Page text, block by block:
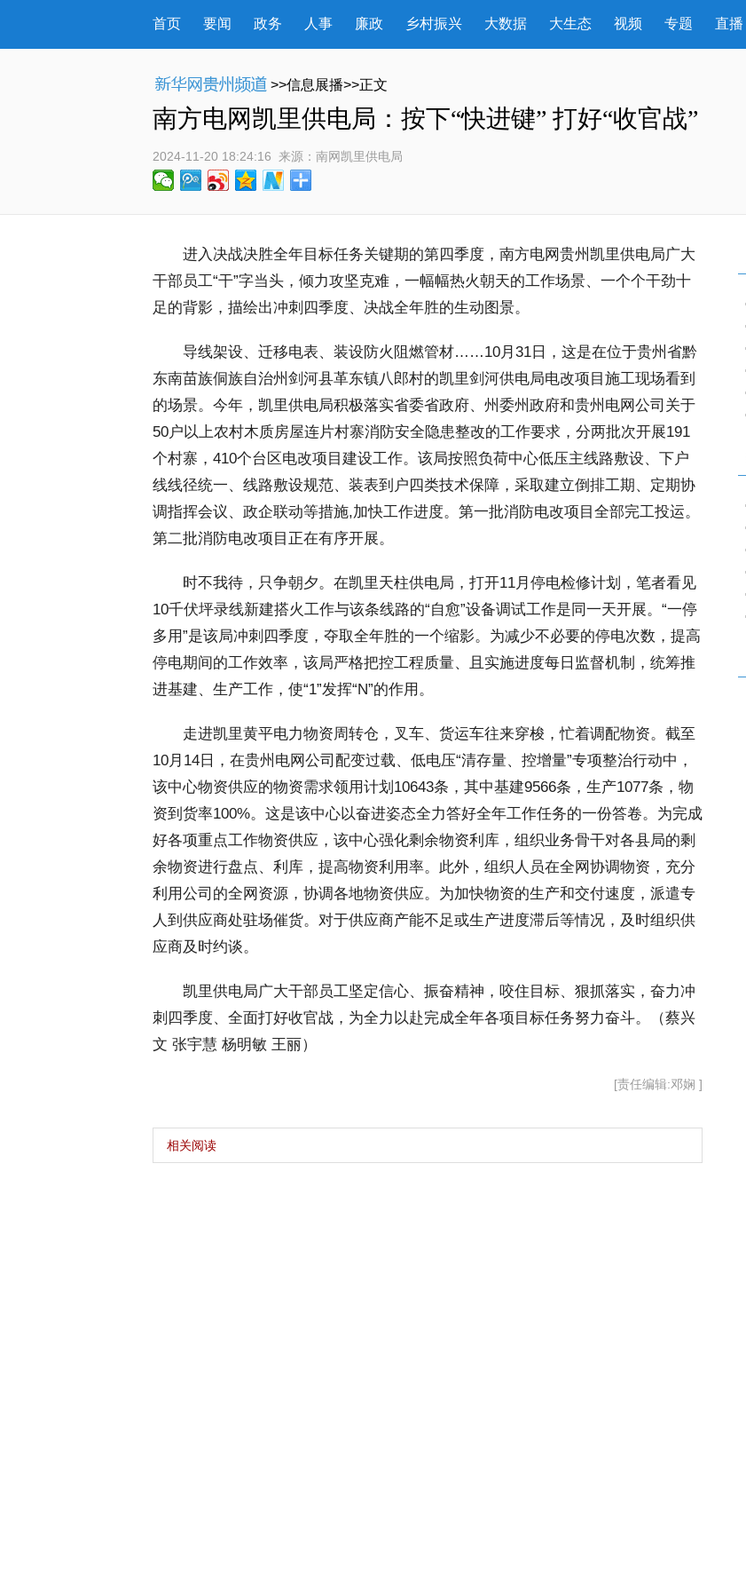
首页 要闻 政务 人事 廉政 乡村振兴 大数据 大生态 视频 专题 直播
>>信息展播>>正文
南方电网凯里供电局：按下“快进键” 打好“收官战”
2024-11-20 18:24:16 来源： 南网凯里供电局
进入决战决胜全年目标任务关键期的第四季度，南方电网贵州凯里供电局广大
干部员工“干”字当头，倾力攻坚克难，一幅幅热火朝天的工作场景、一个个干劲十
足的背影，描绘出冲刺四季度、决战全年胜的生动图景。
导线架设、迁移电表、装设防火阻燃管材……10月31日，这是在位于贵州省黔
东南苗族侗族自治州剑河县革东镇八郎村的凯里剑河供电局电改项目施工现场看到
的场景。今年，凯里供电局积极落实省委省政府、州委州政府和贵州电网公司关于
50户以上农村木质房屋连片村寨消防安全隐患整改的工作要求，分两批次开展191
个村寨，410个台区电改项目建设工作。该局按照负荷中心低压主线路敷设、下户
线线径统一、线路敷设规范、装表到户四类技术保障，采取建立倒排工期、定期协
调指挥会议、政企联动等措施,加快工作进度。第一批消防电改项目全部完工投运。
第二批消防电改项目正在有序开展。
时不我待，只争朝夕。在凯里天柱供电局，打开11月停电检修计划，笔者看见
10千伏坪录线新建搭火工作与该条线路的“自愈”设备调试工作是同一天开展。“一停
多用”是该局冲刺四季度，夺取全年胜的一个缩影。为减少不必要的停电次数，提高
停电期间的工作效率，该局严格把控工程质量、且实施进度每日监督机制，统筹推
进基建、生产工作，使“1”发挥“N”的作用。
走进凯里黄平电力物资周转仓，叉车、货运车往来穿梭，忙着调配物资。截至
10月14日，在贵州电网公司配变过载、低电压“清存量、控增量”专项整治行动中，
该中心物资供应的物资需求领用计划10643条，其中基建9566条，生产1077条，物
资到货率100%。这是该中心以奋进姿态全力答好全年工作任务的一份答卷。为完成
好各项重点工作物资供应，该中心强化剩余物资利库，组织业务骨干对各县局的剩
余物资进行盘点、利库，提高物资利用率。此外，组织人员在全网协调物资，充分
利用公司的全网资源，协调各地物资供应。为加快物资的生产和交付速度，派遣专
人到供应商处驻场催货。对于供应商产能不足或生产进度滞后等情况，及时组织供
应商及时约谈。
凯里供电局广大干部员工坚定信心、振奋精神，咬住目标、狠抓落实，奋力冲
刺四季度、全面打好收官战，为全力以赴完成全年各项目标任务努力奋斗。（蔡兴
文 张宇慧 杨明敏 王丽）
[责任编辑:邓娴 ]
相关阅读